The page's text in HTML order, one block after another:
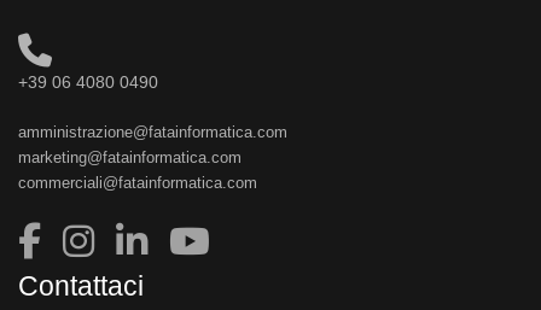
+39 06 4080 0490
amministrazione@fatainformatica.com
marketing@fatainformatica.com
commerciali@fatainformatica.com
Contattaci